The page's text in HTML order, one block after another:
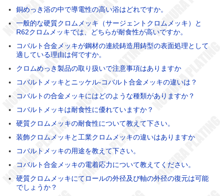
銅めっき浴の中で導電性の高い浴はどれですか。
一般的な硬質クロムメッキ（サージェントクロムメッキ）と
R62クロムメッキでは、どちらが耐食性が高いですか。
コバルト合金メッキが鋼材の連続鋳造用鋳型の表面処理として
適している理由は何ですか。
クロムめっき製品の取り扱いで注意事項はありますか
コバルトメッキとニッケル-コバルト合金メッキの違いは？
コバルトの合金メッキにはどのような種類がありますか？
コバルトメッキは耐食性に優れていますか？
硬質クロムメッキの耐食性について教えて下さい。
装飾クロムメッキと工業クロムメッキの違いはありますか
コバルトメッキの用途を教えて下さい。
コバルト合金メッキの電着応力について教えてください。
硬質クロムメッキにてロールの外径及び軸の外径の復元は可能
でしょうか？